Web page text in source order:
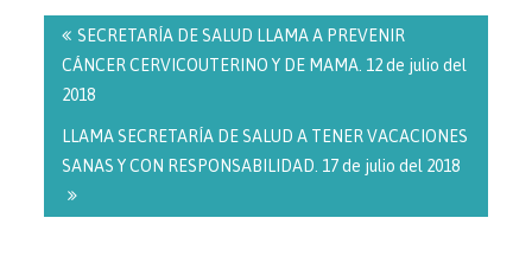
de
entradas
SECRETARÍA DE SALUD LLAMA A PREVENIR
CÁNCER CERVICOUTERINO Y DE MAMA. 12 de julio del
2018
LLAMA SECRETARÍA DE SALUD A TENER VACACIONES
SANAS Y CON RESPONSABILIDAD. 17 de julio del 2018